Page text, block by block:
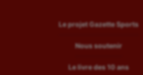
Le projet Gazette Sports
Nous soutenir
Le livre des 10 ans